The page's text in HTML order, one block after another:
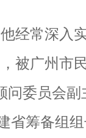
常深入
被广州市
问委员会
筹备组组